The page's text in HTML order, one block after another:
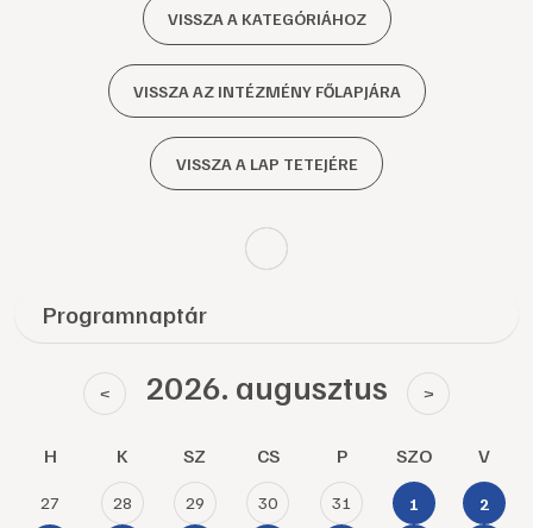
VISSZA A KATEGÓRIÁHOZ
VISSZA AZ INTÉZMÉNY FŐLAPJÁRA
VISSZA A LAP TETEJÉRE
Programnaptár
< 2026. augusztus >
H K SZ CS P SZO V
27 28 29 30 31 1 2